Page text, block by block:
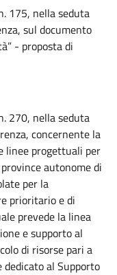
175, nella seduta
sul documento
- proposta di
270, nella seduta
concernente la
linee progettuali per
autonome di
per la
prioritario e di
prevede la linea
e supporto al
di risorse pari a
al Supporto